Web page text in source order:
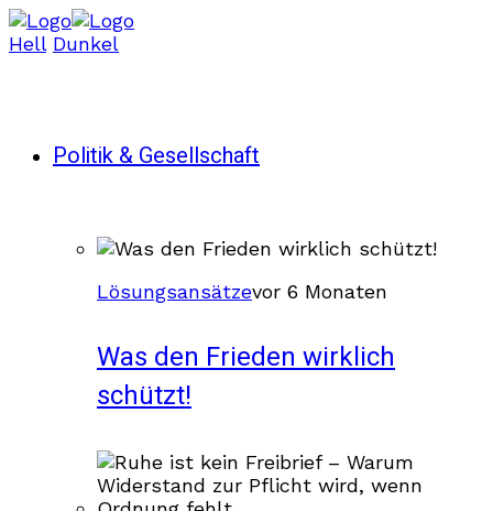
Hell Dunkel
Politik & Gesellschaft
Lösungsansätzevor 6 Monaten
Was den Frieden wirklich
schützt!